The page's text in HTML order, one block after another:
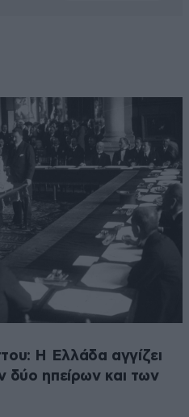
Η Ελλάδα αγγίζει
δύο ηπείρων και των